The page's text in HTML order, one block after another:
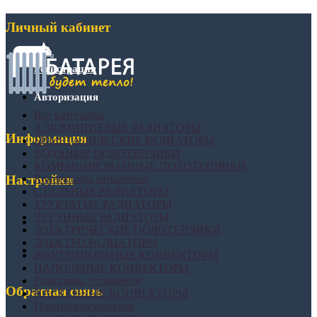
Личный кабинет
Регистрация
Авторизация
Информация
Настройки
Обратная связь
БИМЕТАЛИЧЕСКИЕ РАДИАТОРЫ
Конвекторы отопления
СТАЛЬНЫЕ РАДИАТОРЫ
НАСТЕННЫЕ КОНВЕКТОРЫ